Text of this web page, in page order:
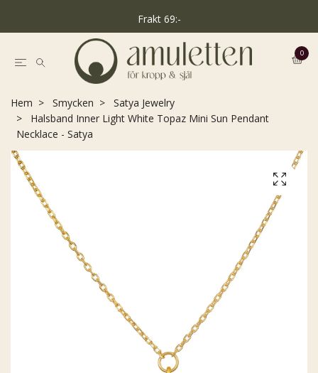
Frakt 69:-
0
Hem Smycken
Satya Jewelry
Halsband Inner Light White Topaz Mini Sun Pendant
Necklace - Satya